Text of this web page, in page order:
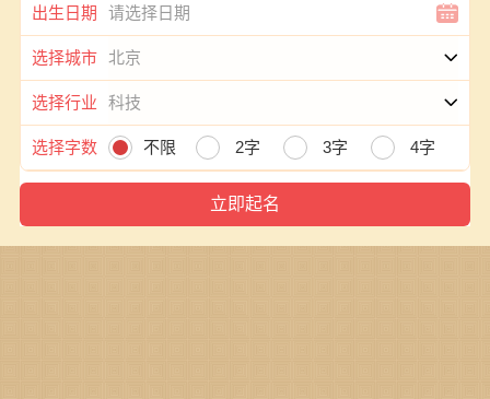
出生日期
选择城市
选择行业
选择字数 不限 2字 3字 4字